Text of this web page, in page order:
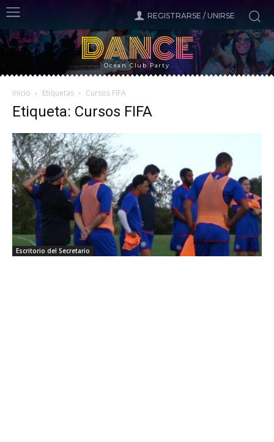
REGISTRARSE / UNIRSE
DANCE
Ocean Club Party
Inicio Etiquetas Cursos FIFA
Etiqueta: Cursos FIFA
Escritorio del Secretario